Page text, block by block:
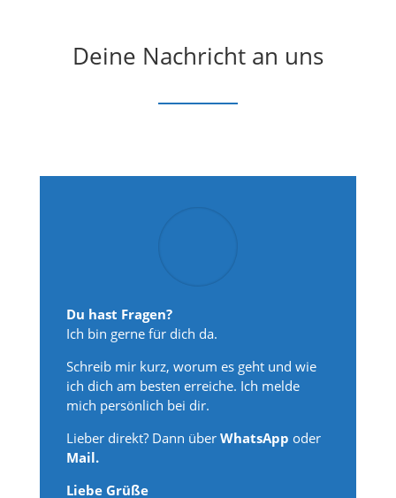
Deine Nachricht an uns
Du hast Fragen?
Ich bin gerne für dich da.
Schreib mir kurz, worum es geht und wie
ich dich am besten erreiche. Ich melde
mich persönlich bei dir.
Lieber direkt? Dann überWhatsApp oder
Mail.
Liebe Grüße